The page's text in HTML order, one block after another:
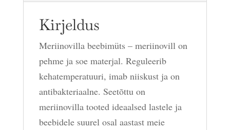
Kirjeldus
Meriinovilla beebimüts – meriinovill on
pehme ja soe materjal. Reguleerib
kehatemperatuuri, imab niiskust ja on
antibakteriaalne. Seetõttu on
meriinovilla tooted ideaalsed lastele ja
beebidele suurel osal aastast meie